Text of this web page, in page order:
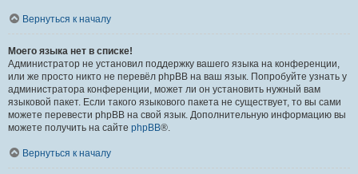
Вернуться к началу
Моего языка нет в списке!
Администратор не установил поддержку вашего языка на конференции,
или же просто никто не перевёл phpBB на ваш язык. Попробуйте узнать у
администратора конференции, может ли он установить нужный вам
языковой пакет. Если такого языкового пакета не существует, то вы сами
можете перевести phpBB на свой язык. Дополнительную информацию вы
можете получить на сайте phpBB®.
Вернуться к началу